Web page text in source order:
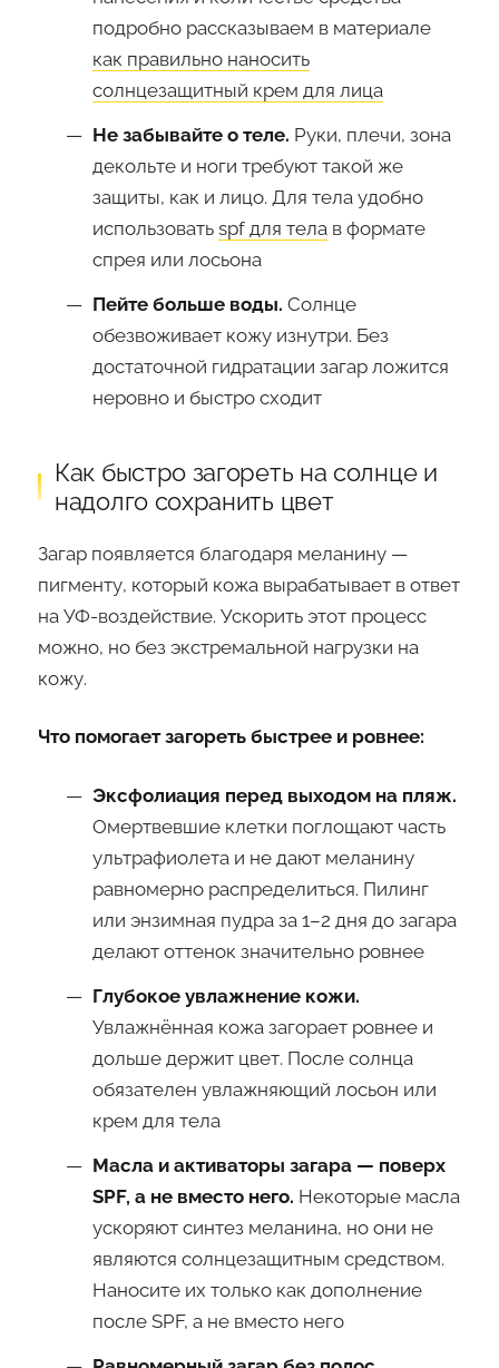
подробно рассказываем в материале
как правильно наносить
солнцезащитный крем для лица
Не забывайте о теле. Руки, плечи, зона
декольте и ноги требуют такой же
защиты, как и лицо. Для тела удобно
использовать spf для тела в формате
спрея или лосьона
Пейте больше воды. Солнце
обезвоживает кожу изнутри. Без
достаточной гидратации загар ложится
неровно и быстро сходит
Как быстро загореть на солнце и
надолго сохранить цвет
Загар появляется благодаря меланину —
пигменту, который кожа вырабатывает в ответ
на УФ-воздействие. Ускорить этот процесс
можно, но без экстремальной нагрузки на
кожу.
Что помогает загореть быстрее и ровнее:
Эксфолиация перед выходом на пляж.
Омертвевшие клетки поглощают часть
ультрафиолета и не дают меланину
равномерно распределиться. Пилинг
или энзимная пудра за 1–2 дня до загара
делают оттенок значительно ровнее
Глубокое увлажнение кожи.
Увлажнённая кожа загорает ровнее и
дольше держит цвет. После солнца
обязателен увлажняющий лосьон или
крем для тела
Масла и активаторы загара — поверх
SPF, а не вместо него. Некоторые масла
ускоряют синтез меланина, но они не
являются солнцезащитным средством.
Наносите их только как дополнение
после SPF, а не вместо него